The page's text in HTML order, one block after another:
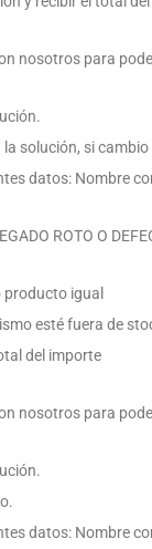
nosotros para
la solución, si
datos: Nombre
ROTO O
igual
esté fuera de
del importe
nosotros para
datos: Nombre